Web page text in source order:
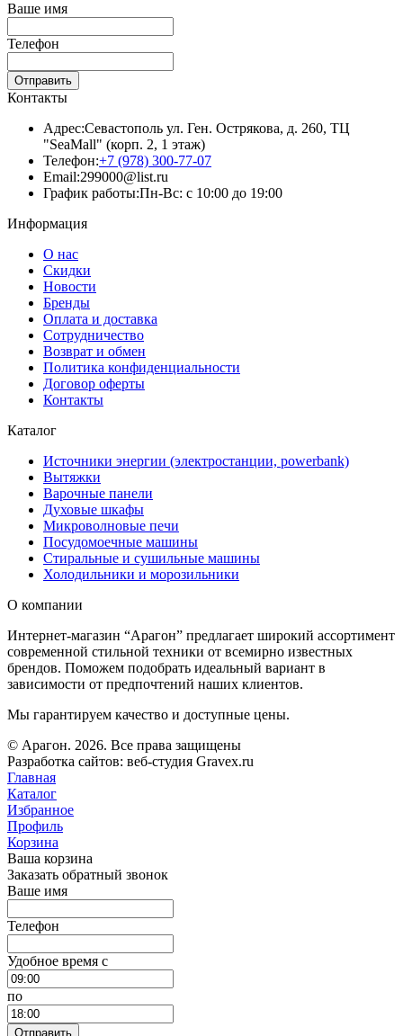
Ваше имя
Телефон
Отправить
Контакты
Адрес:Севастополь ул. Ген. Острякова, д. 260, ТЦ
"SeaMall" (корп. 2, 1 этаж)
Телефон:+7 (978) 300-77-07
Email:299000@list.ru
График работы:Пн-Вс: с 10:00 до 19:00
Информация
О нас
Скидки
Новости
Бренды
Оплата и доставка
Сотрудничество
Возврат и обмен
Политика конфиденциальности
Договор оферты
Контакты
Каталог
Источники энергии (электростанции, powerbank)
Вытяжки
Варочные панели
Духовые шкафы
Микроволновые печи
Посудомоечные машины
Стиральные и сушильные машины
Холодильники и морозильники
О компании
Интернет-магазин “Арагон” предлагает широкий ассортимент
современной стильной техники от всемирно известных
брендов. Поможем подобрать идеальный вариант в
зависимости от предпочтений наших клиентов.
Мы гарантируем качество и доступные цены.
© Арагон. 2026. Все права защищены
Разработка сайтов: веб-студия Gravex.ru
Главная
Каталог
Избранное
Профиль
Корзина
Ваша корзина
Заказать обратный звонок
Ваше имя
Телефон
Удобное время c
по
Отправить